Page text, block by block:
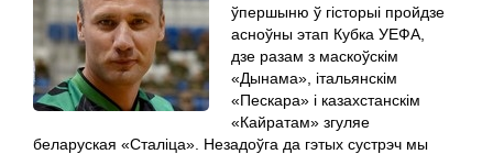
ўпершыню ў гісторыі пройдзе
асноўны этап Кубка УЕФА,
дзе разам з маскоўскім
«Дынама», італьянскім
«Пескара» і казахстанскім
«Кайратам» згуляе
беларуская «Сталіца». Незадоўга да гэтых сустрэч мы